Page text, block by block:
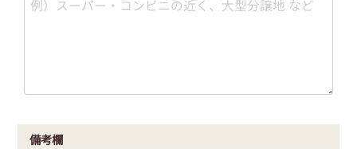
備考欄